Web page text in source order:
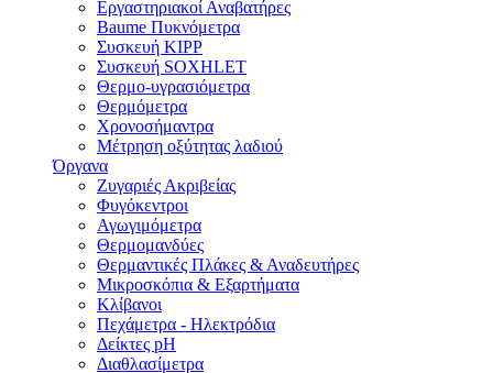
Εργαστηριακοί Αναβατήρες
Baume Πυκνόμετρα
Συσκευή KIPP
Συσκευή SOXHLET
Θερμο-υγρασιόμετρα
Θερμόμετρα
Χρονοσήμαντρα
Μέτρηση οξύτητας λαδιού
Όργανα
Ζυγαριές Ακριβείας
Φυγόκεντροι
Αγωγιμόμετρα
Θερμομανδύες
Θερμαντικές Πλάκες & Αναδευτήρες
Μικροσκόπια & Εξαρτήματα
Κλίβανοι
Πεχάμετρα - Ηλεκτρόδια
Δείκτες pH
Διαθλασίμετρα